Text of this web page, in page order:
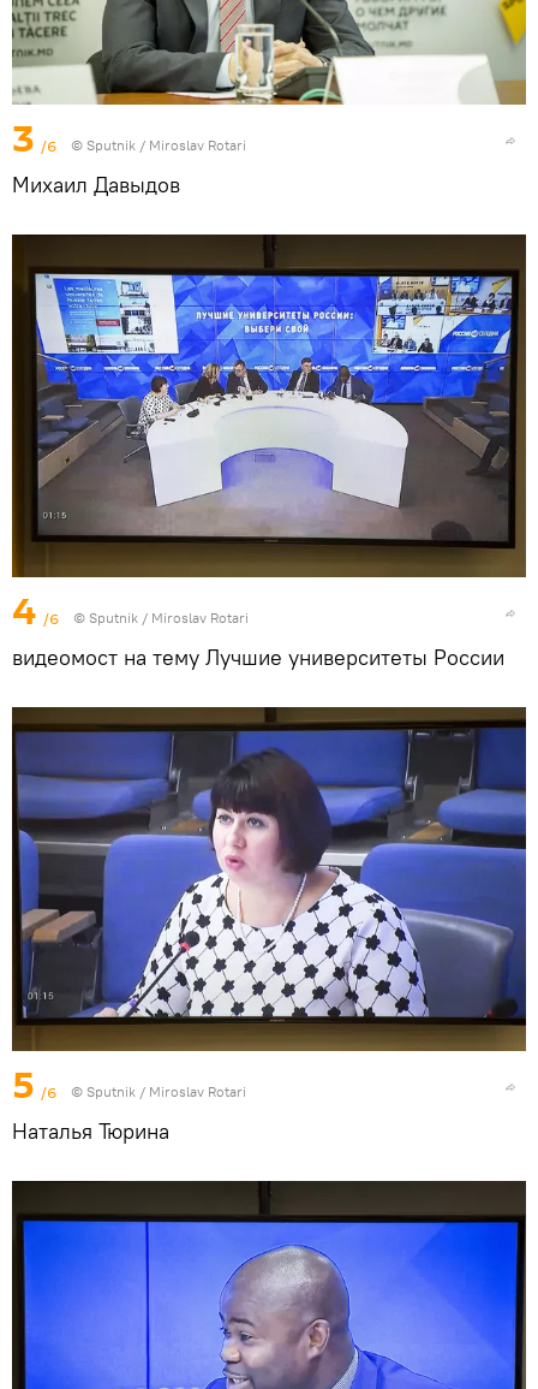
3 /6 © Sputnik / Miroslav Rotari
Михаил Давыдов
4 /6 © Sputnik / Miroslav Rotari
видеомост на тему Лучшие университеты России
5 /6 © Sputnik / Miroslav Rotari
Наталья Тюрина